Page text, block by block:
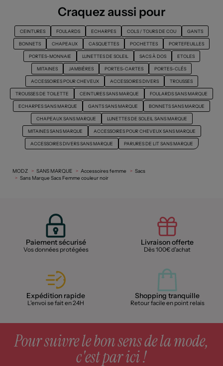
Craquez aussi pour
CEINTURES FOULARDS ECHARPES COLS / TOURS DE COU GANTS
BONNETS CHAPEAUX CASQUETTES POCHETTES PORTEFEUILLES
PORTES-MONNAIE LUNETTES DE SOLEIL SACS À DOS ETOLES
MITAINES JAMBIÈRES PORTES-CARTES PORTES-CLÉS
ACCESSOIRES POUR CHEVEUX ACCESSOIRES DIVERS TROUSSES
TROUSSES DE TOILETTE CEINTURES SANS MARQUE FOULARDS SANS MARQUE
ECHARPES SANS MARQUE GANTS SANS MARQUE BONNETS SANS MARQUE
CHAPEAUX SANS MARQUE LUNETTES DE SOLEIL SANS MARQUE
MITAINES SANS MARQUE ACCESSOIRES POUR CHEVEUX SANS MARQUE
ACCESSOIRES DIVERS SANS MARQUE PARURES DE LIT SANS MARQUE
MODZ SANS MARQUE Accessoires femme
Sacs
Sans Marque Sacs Femme couleur noir
Paiement sécurisé
Vos données protégées
Livraison offerte
Dès 100€ d'achat
Expédition rapide
L'envoi se fait en 24H
Shopping tranquille
Retour facile en point relais
Pour suivre le bon sens de la mode,
c'est par ici !